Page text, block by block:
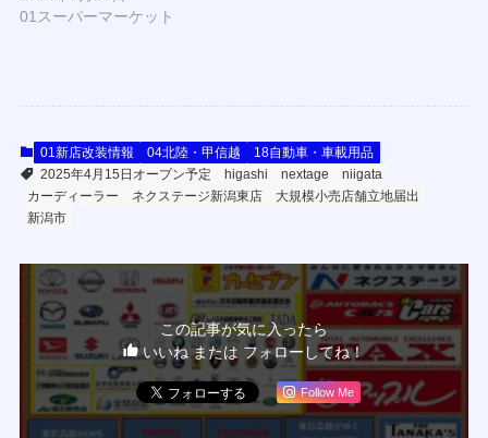
01スーパーマーケット
01新店改装情報 04北陸・甲信越
18自動車・車載用品
2025年4月15日オープン予定
higashi nextage
niigata
カーディーラー
ネクステージ新潟東店
大規模小売店舗立地届出
新潟市
この記事が気に入ったら
いいね または フォローしてね！
Follow Me